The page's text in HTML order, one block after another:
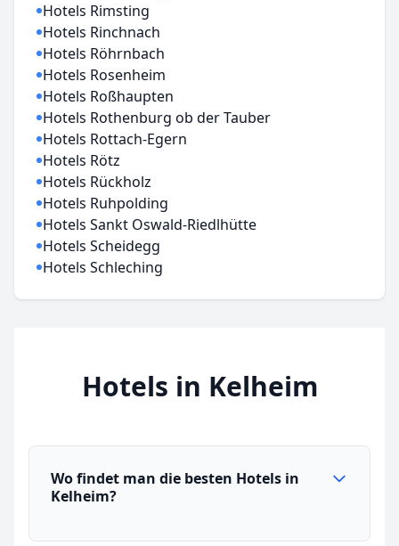
Hotels Rimsting
Hotels Rinchnach
Hotels Röhrnbach
Hotels Rosenheim
Hotels Roßhaupten
Hotels Rothenburg ob der Tauber
Hotels Rottach-Egern
Hotels Rötz
Hotels Rückholz
Hotels Ruhpolding
Hotels Sankt Oswald-Riedlhütte
Hotels Scheidegg
Hotels Schleching
Hotels in Kelheim
Wo findet man die besten Hotels in
Kelheim?